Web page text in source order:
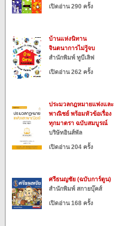
เปิดอ่าน 290 ครั้ง
บ้านแห่งนิทาน
จินตนาการไม่รู้จบ
สำนักพิมพ์ ทูบีเลิฟ
เปิดอ่าน 262 ครั้ง
ประมวลกฎหมายแพ่งและ
พาณิชย์ พร้อมหัวข้อเรื่อง
ทุกมาตรา ฉบับสมบูรณ์
บริษัทอินส์พัล
เปิดอ่าน 204 ครั้ง
ศรีธนญชัย (ฉบับการ์ตูน)
สำนักพิมพ์ สกายบุ๊คส์
เปิดอ่าน 168 ครั้ง